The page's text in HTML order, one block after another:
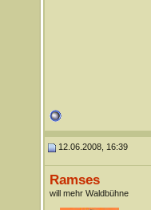
12.06.2008, 16:39
Ramses
will mehr Waldbühne